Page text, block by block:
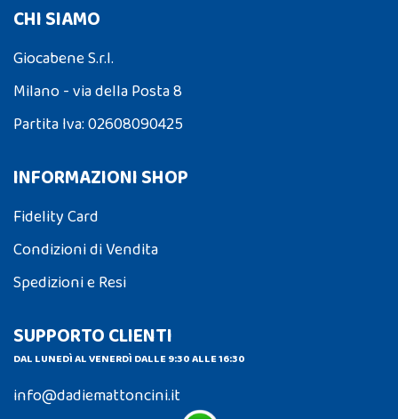
CHI SIAMO
Giocabene S.r.l.
Milano - via della Posta 8
Partita Iva: 02608090425
INFORMAZIONI SHOP
Fidelity Card
Condizioni di Vendita
Spedizioni e Resi
SUPPORTO CLIENTI
DAL LUNEDÌ AL VENERDÌ DALLE 9:30 ALLE 16:30
info@dadiemattoncini.it